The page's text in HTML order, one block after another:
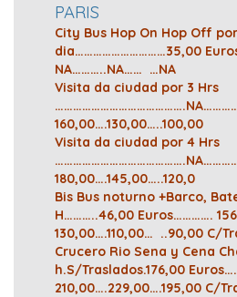
PARIS
City Bus Hop On Hop Off por
dia…………………………35,00
NA………..NA…… …NA
Visita da ciudad por 3 Hrs
160,00….130,00…..100,00
Visita da ciudad por 4 Hrs
180,00….145,00…..120,0
Bis Bus noturno +Barco,
H………..46,00 Euros………….
130,00….110,00… ..90,00 C/
Crucero Rio Sena y Cena
h.S/Traslados.176,00
210,00….229,00….195,00 C/